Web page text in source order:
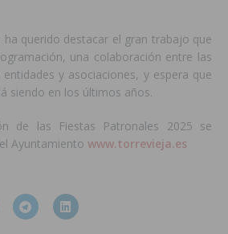
ha querido destacar el gran trabajo que
una colaboración entre las
y asociaciones, y espera que
siendo en los últimos años.
de las Fiestas Patronales 2025 se
Ayuntamiento www.torrevieja.es